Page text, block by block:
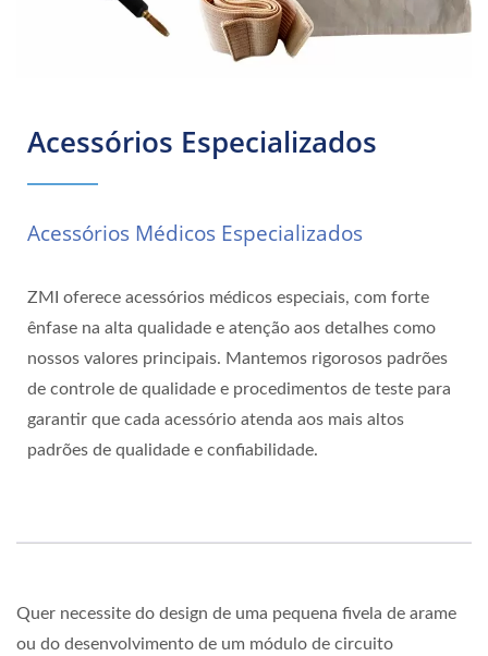
Acessórios Especializados
Acessórios Médicos Especializados
ZMI oferece acessórios médicos especiais, com forte
ênfase na alta qualidade e atenção aos detalhes como
nossos valores principais. Mantemos rigorosos padrões
de controle de qualidade e procedimentos de teste para
garantir que cada acessório atenda aos mais altos
padrões de qualidade e confiabilidade.
Quer necessite do design de uma pequena fivela de arame
ou do desenvolvimento de um módulo de circuito